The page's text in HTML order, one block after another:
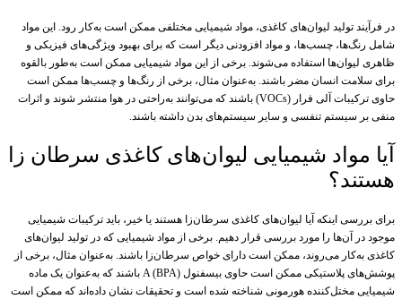
در فرآیند تولید لیوان‌های کاغذی، مواد شیمیایی مختلفی ممکن است به‌کار رود. این مواد
شامل رنگ‌ها، چسب‌ها، و مواد افزودنی دیگر است که برای بهبود ویژگی‌های فیزیکی و
ظاهری لیوان‌ها استفاده می‌شوند. برخی از این مواد شیمیایی ممکن است به‌طور بالقوه
برای سلامت انسان مضر باشند. به‌عنوان مثال، برخی از رنگ‌ها و چسب‌ها ممکن است
حاوی ترکیبات آلی فرار (VOCs) باشند که می‌توانند به‌راحتی در هوا منتشر شوند و اثرات
منفی بر سیستم تنفسی و سایر سیستم‌های بدن داشته باشند.
آیا مواد شیمیایی لیوان‌های کاغذی سرطان زا
هستند؟
برای بررسی اینکه آیا لیوان‌های کاغذی سرطان‌زا هستند یا خیر، باید ترکیبات شیمیایی
موجود در آن‌ها را مورد بررسی قرار دهیم. برخی از مواد شیمیایی که در تولید لیوان‌های
کاغذی به‌کار می‌روند، ممکن است دارای خواص سرطان‌زا باشند. به‌عنوان مثال، برخی از
پوشش‌های پلاستیکی ممکن است حاوی بیسفنول A (BPA) باشند که به‌عنوان یک ماده
شیمیایی مختل‌کننده هورمونی شناخته شده است و تحقیقات نشان داده‌اند که ممکن است